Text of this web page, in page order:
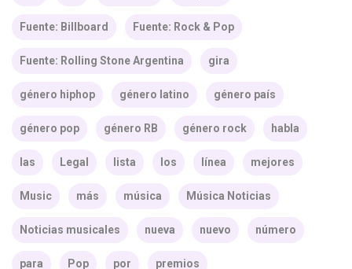
Fuente: Billboard Fuente: Rock & Pop
Fuente: Rolling Stone Argentina gira
género hiphop género latino género país
género pop género RB género rock habla
las Legal lista los línea mejores
Music más música Música Noticias
Noticias musicales nueva nuevo número
para Pop por premios